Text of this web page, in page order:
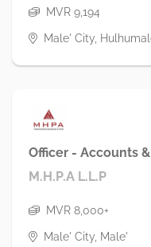
MVR 9,194
Male' City,
Officer - Accounts
M.H.P.A L.L.P
MVR 8,000+
Male' City, Male'